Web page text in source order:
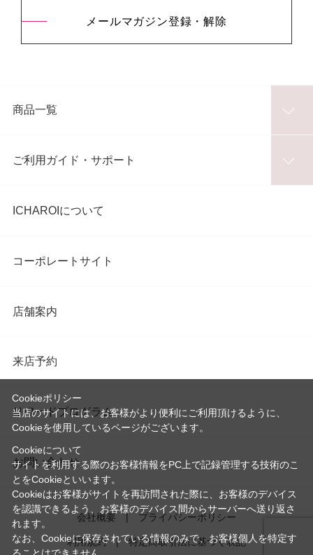
メールマガジン登録・解除
商品一覧
ご利用ガイド・サポート
ICHAROIについて
コーポレートサイト
店舗案内
来店予約
リワードプログラム
お問い合わせ
会社概要 プライバシーポリシー
利用規約 特定商取引法に基づく表記
Cookieポリシー
当店のサイトには、お客様がより便利にご利用頂けるように、
Cookieを使用しているページがございます。
Cookieについて
サイトを利用する際のお客様情報をPC上で記録管理する技術のこ
とをCookieといいます。
Cookieはお客様がサイトを再訪問された際に、お客様のデバイス
を認識できるよう、お客様のデバイス間からサーバーへ送り返さ
れます。
なお、Cookieに保存されている情報のみで、お客様個人を特定す